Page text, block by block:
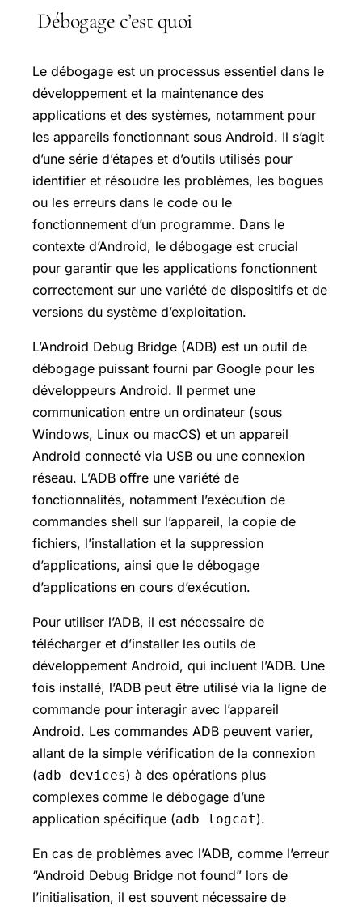
Débogage c’est quoi
Le débogage est un processus essentiel dans le
développement et la maintenance des
applications et des systèmes, notamment pour
les appareils fonctionnant sous Android. Il s’agit
d’une série d’étapes et d’outils utilisés pour
identifier et résoudre les problèmes, les bogues
ou les erreurs dans le code ou le
fonctionnement d’un programme. Dans le
contexte d’Android, le débogage est crucial
pour garantir que les applications fonctionnent
correctement sur une variété de dispositifs et de
versions du système d’exploitation.
L’Android Debug Bridge (ADB) est un outil de
débogage puissant fourni par Google pour les
développeurs Android. Il permet une
communication entre un ordinateur (sous
Windows, Linux ou macOS) et un appareil
Android connecté via USB ou une connexion
réseau. L’ADB offre une variété de
fonctionnalités, notamment l’exécution de
commandes shell sur l’appareil, la copie de
fichiers, l’installation et la suppression
d’applications, ainsi que le débogage
d’applications en cours d’exécution.
Pour utiliser l’ADB, il est nécessaire de
télécharger et d’installer les outils de
développement Android, qui incluent l’ADB. Une
fois installé, l’ADB peut être utilisé via la ligne de
commande pour interagir avec l’appareil
Android. Les commandes ADB peuvent varier,
allant de la simple vérification de la connexion
(adb devices) à des opérations plus
complexes comme le débogage d’une
application spécifique (adb logcat).
En cas de problèmes avec l’ADB, comme l’erreur
“Android Debug Bridge not found” lors de
l’initialisation, il est souvent nécessaire de